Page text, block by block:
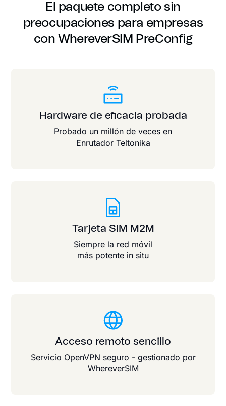
El paquete completo sin
preocupaciones para empresas
con WhereverSIM PreConfig
Hardware de eficacia probada
Probado un millón de veces en
Enrutador Teltonika
Tarjeta SIM M2M
Siempre la red móvil
más potente in situ
Acceso remoto sencillo
Servicio OpenVPN seguro - gestionado por
WhereverSIM